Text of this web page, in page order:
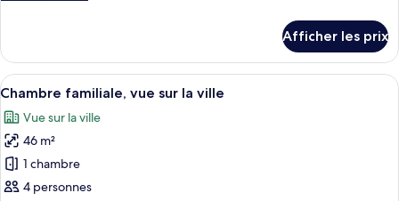
Room,
View
Deluxe
Room,
Sea
Afficher les prix
Afficher
toutes
les
photos
pour
ce
Une chambre d’hôtel moderne
3
Chambre familiale, vue sur la ville
Vue sur la ville
46 m²
1 chambre
4 personnes